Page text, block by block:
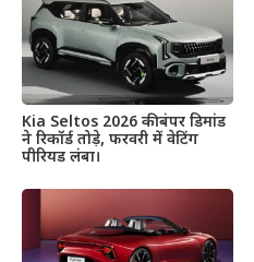
Kia Seltos 2026 की बंपर डिमांड
ने रिकॉर्ड तोड़े, फरवरी में वेटिंग
पीरियड लंबा।